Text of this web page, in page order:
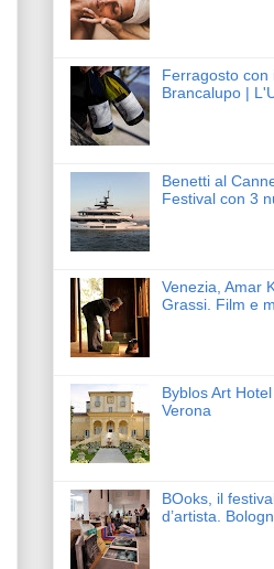
Ferragosto con
Brancalupo |
Benetti al
Festival con 3
Venezia, Amar
Grassi. Film e
Byblos Art Hotel
Verona
BOoks, il
d’artista.